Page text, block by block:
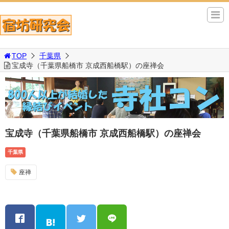
TOP
千葉県
宝成寺（千葉県船橋市 京成西船橋駅）の座禅会
宝成寺（千葉県船橋市 京成西船橋駅）の座禅会
千葉県
座禅